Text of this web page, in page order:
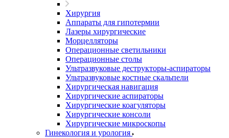
Хирургия
Аппараты для гипотермии
Лазеры хирургические
Морцелляторы
Операционные светильники
Операционные столы
Ультразвуковые деструкторы-аспираторы
Ультразвуковые костные скальпели
Хирургическая навигация
Хирургические аспираторы
Хирургические коагуляторы
Хирургические консоли
Хирургические микроскопы
Гинекология и урология